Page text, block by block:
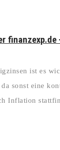
finanzexp.de
ist es
sonst eine
Inflation